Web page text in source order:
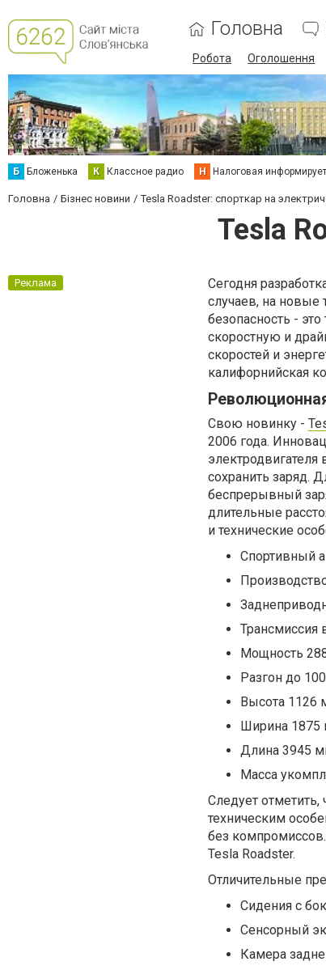
Головна
Робота Оголошення
Б Бложенька К Классное радио Н Налоговая информирует
Головна Бізнес новини Tesla Roadster: спорткар на
Tesla
Реклама
Сегодня
случаев, на новые
безопасность -
скоростную и
скоростей и
калифорнийская
Свою новинку -
2006 года.
электродвигателя
сохранить заряд.
беспрерывный
длительные
и технические
Спортивный
Трансмиссия
Мощность
Разгон до
Высота 1126
Ширина 1875
Длина 3945
Масса
Следует
техническим
без
Tesla Roadster.
Отличительные
Сидения с
Сенсорный
Камера